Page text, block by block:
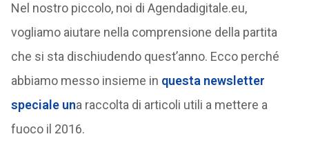
Nel nostro piccolo, noi di Agendadigitale.eu,
vogliamo aiutare nella comprensione della partita
che si sta dischiudendo quest’anno. Ecco perché
abbiamo messo insieme in questa newsletter
specialeuna raccolta di articoli utili a mettere a
fuoco il 2016.